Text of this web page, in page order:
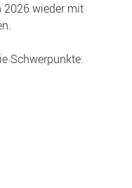
2026 wieder mit
Schwerpunkte: